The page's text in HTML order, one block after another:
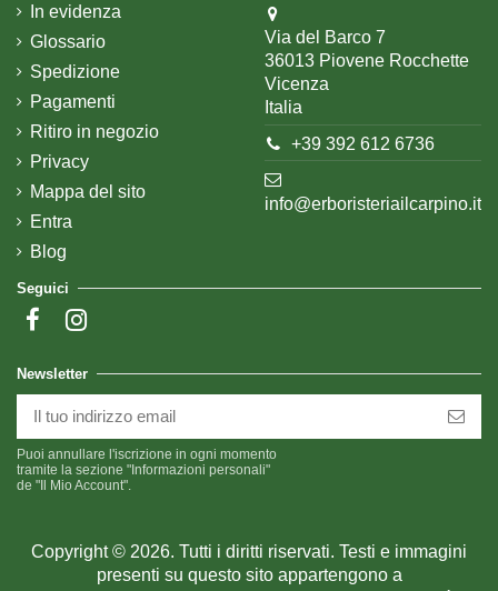
In evidenza
Glossario
Spedizione
Pagamenti
Ritiro in negozio
Privacy
Mappa del sito
Entra
Blog
Via del Barco 7
36013 Piovene Rocchette
Vicenza
Italia
+39 392 612 6736
info@erboristeriailcarpino.it
Seguici
Newsletter
Puoi annullare l'iscrizione in ogni momento
tramite la sezione "Informazioni personali"
de "Il Mio Account".
Copyright © 2026. Tutti i diritti riservati. Testi e immagini
presenti su questo sito appartengono a